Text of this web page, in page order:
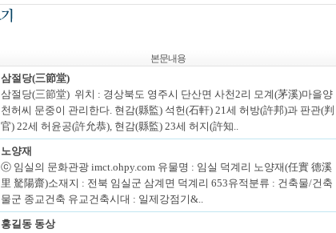
본문내용
삼절당(三節堂)
삼절당(三節堂) 위치 : 경상북도 영주시 단산면 사천2리 모계(茅溪)마을양
천허씨 문중이 관리한다. 현감(縣監) 석헌(石軒) 21세 허방(許邦)과 판관(判
官) 22세 허윤공(許允恭), 현감(縣監) 23세 허지(許知..
노양재
ⓒ 임실의 문화관광 imct.ohpy.com 유물명 : 임실 덕계리 노양재(任實 德溪
里 駑陽齋)소재지 : 전북 임실군 삼계면 덕계리 653유적분류 : 건축물/건축
물군 종교건축 유교건축시대 : 일제강점기&..
홍길동 동상